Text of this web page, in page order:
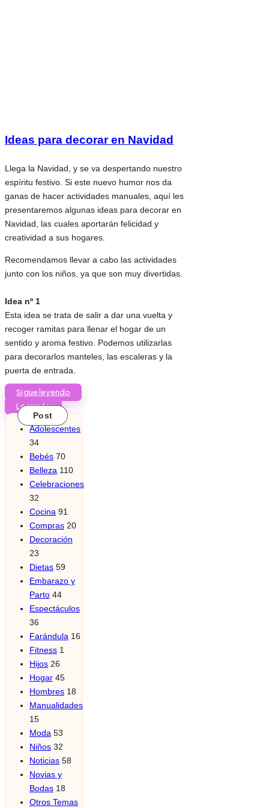
Ideas para decorar en Navidad
Llega la Navidad, y se va despertando nuestro
espíritu festivo. Si este nuevo humor nos da
ganas de hacer actividades manuales, aquí les
presentaremos algunas ideas para decorar en
Navidad, las cuales aportarán felicidad y
creatividad a sus hogares.
Recomendamos llevar a cabo las actividades
junto con los niños, ya que son muy divertidas.
Idea nº 1
Esta idea se trata de salir a dar una vuelta y
recoger ramitas para llenar el hogar de un
sentido y aroma festivo. Podemos utilizarlas
para decorarlos manteles, las escaleras y la
puerta de entrada.
Sigue leyendo
Leer más
Post
Adolescentes
34
Bebés 70
Belleza 110
Celebraciones
32
Cocina 91
Compras 20
Decoración
23
Dietas 59
Embarazo y
Parto 44
Espectáculos
36
Farándula 16
Fitness 1
Hijos 26
Hogar 45
Hombres 18
Manualidades
15
Moda 53
Niños 32
Noticias 58
Novias y
Bodas 18
Otros Temas